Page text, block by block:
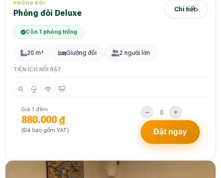
PHÒNG ĐÔI
Phòng đôi Deluxe Chi tiết
Còn 1 phòng trống
20 m² Giường đôi 2 người lớn
TIỆN ÍCH NỔI BẬT
Giá 1 đêm
880.000 ₫
(Đã bao gồm VAT) Đặt ngay